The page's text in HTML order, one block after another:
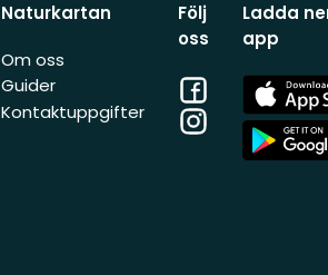
Naturkartan
Om oss
Guider
Kontaktuppgifter
Följ
oss
Facebook
Instagram
Ladda
app
App
Store
App
Store